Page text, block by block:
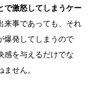
で激怒してしまうケー
来事であっても、それ
爆発してしまうので
感を与えるだけでな
せん。